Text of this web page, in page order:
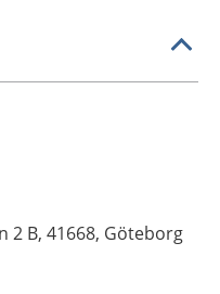
2 B, 41668, Göteborg